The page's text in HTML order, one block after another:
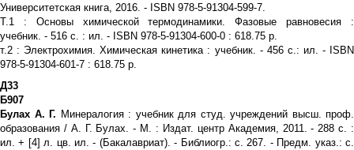
Университетская книга, 2016. - ISBN 978-5-91304-599-7.
Т.1 : Основы химической термодинамики. Фазовые равновесия :
учебник. - 516 с. : ил. - ISBN 978-5-91304-600-0 : 618.75 р.
т.2 : Электрохимия. Химическая кинетика : учебник. - 456 с.: ил. - ISBN
978-5-91304-601-7 : 618.75 р.
Д33
Б907
Булах А. Г. Минералогия : учебник для студ. учреждений высш. проф.
образования / А. Г. Булах. - М. : Издат. центр Академия, 2011. - 288 с. :
ил. + [4] л. цв. ил. - (Бакалавриат). - Библиогр.: с. 267. - Предм. указ.: с.